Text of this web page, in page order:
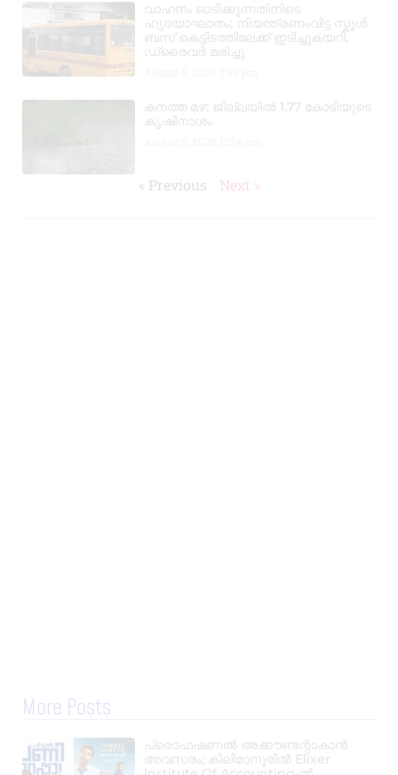
വാഹനം ഓടിക്കുന്നതിനിടെ
ഹൃദയാഘാതം; നിയന്ത്രണംവിട്ട സ്കൂൾ
ബസ് കെട്ടിടത്തിലേക്ക് ഇടിച്ചുകയറി,
ഡ്രൈവർ മരിച്ചു
കനത്ത മഴ: ജില്ലയിൽ 1.77 കോടിയുടെ
കൃഷിനാശം
« Previous Next »
More Posts
പ്രൊഫഷണൽ അക്കൗണ്ടന്റാകാൻ
അവസരം; കിലിമാനൂരിൽ Elixer